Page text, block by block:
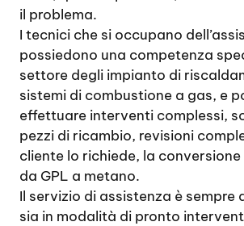
il problema.
I tecnici che si occupano
possiedono una competenza
settore degli impianto di
sistemi di combustione a gas, e
effettuare interventi complessi,
pezzi di ricambio, revisioni
cliente lo richiede, la conversione
da GPL a metano.
Il servizio di assistenza è sempre
sia in modalità di pronto